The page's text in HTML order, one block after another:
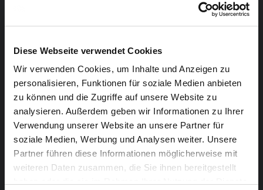
Diese Webseite verwendet Cookies
Wir verwenden Cookies, um Inhalte und Anzeigen zu
personalisieren, Funktionen für soziale Medien anbieten
zu können und die Zugriffe auf unsere Website zu
analysieren. Außerdem geben wir Informationen zu Ihrer
Verwendung unserer Website an unsere Partner für
soziale Medien, Werbung und Analysen weiter. Unsere
Partner führen diese Informationen möglicherweise mit
weiteren Daten zusammen, die Sie ihnen bereitgestellt
Mit Unterstützung von
Rahmenprogramm:Die Hauptaufführungen bei fiGUMA
werden um ein geschmackvolles und umfangreiches
Rahmenprogramm erweitert: Am 18. und 19.
November folgt 30 Minuten auf die Hauptaufführung